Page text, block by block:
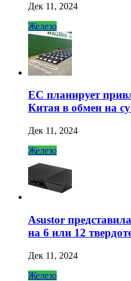
Дек 11, 2024
Железо
ЕС планирует
Китая в обмен на
Дек 11, 2024
Железо
Asustor
на 6 или 12
Дек 11, 2024
Железо